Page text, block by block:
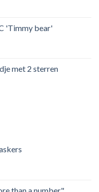
'Timmy bear'
met 2 sterren